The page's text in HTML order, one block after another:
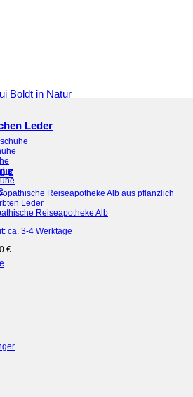
Leder
€
Reiseapotheke Alb
ca. 3-4 Werktage
€